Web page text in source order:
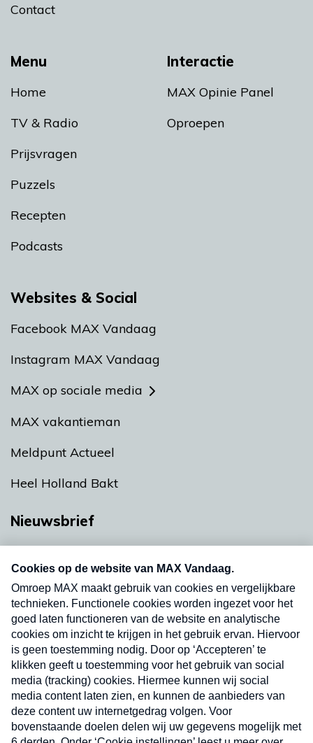
Menu
Home
TV & Radio
Prijsvragen
Puzzels
Recepten
Podcasts
Interactie
MAX Opinie Panel
Oproepen
Contact
Websites & Social
Facebook MAX Vandaag
Instagram MAX Vandaag
MAX op sociale media
MAX vakantieman
Meldpunt Actueel
Heel Holland Bakt
Nieuwsbrief
nieuwsbrief. Elke vrijdag- en dinsdagochtend in
uw mailbox.
Verzend